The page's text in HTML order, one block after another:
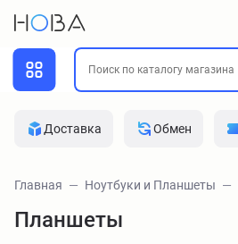
Доставка Обмен
Главная Ноутбуки и Планшеты
Планшеты